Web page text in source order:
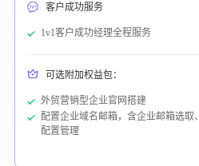
客户成功服务
1v1客户成功经理全程服务
可选附加权益包：
外贸营销型企业官网搭建
配置企业域名邮箱，含企业邮箱选取、
配置管理